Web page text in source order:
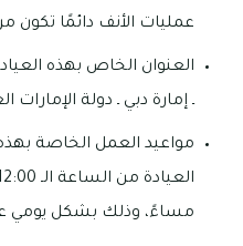
عمليات الأنف دائمًا تكون
العنوان الخاص بهذه
ـ إمارة دبي ـ دولة الإمارات
مواعيد العمل الخاصة
مساءً، وذلك بشكل يومي